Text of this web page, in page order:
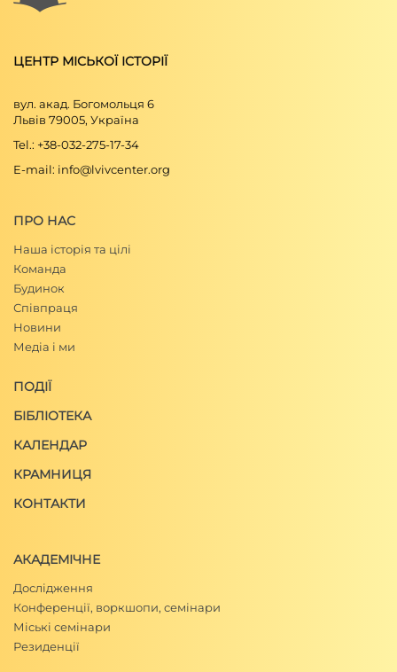
ЦЕНТР МІСЬКОЇ ІСТОРІЇ
вул. акад. Богомольця 6
Львів 79005, Україна
Tel.: +38-032-275-17-34
E-mail: info@lvivcenter.org
ПРО НАС
Наша історія та цілі
Команда
Будинок
Співпраця
Новини
Медіа і ми
ПОДІЇ
БІБЛІОТЕКА
КАЛЕНДАР
КРАМНИЦЯ
КОНТАКТИ
АКАДЕМІЧНЕ
Дослідження
Конференції, воркшопи, семінари
Міські семінари
Резиденції